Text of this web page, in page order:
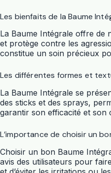
Les bienfaits de la Baume
La Baume Intégrale offre de
et protège contre les
constitue un soin précieux
Les différentes formes et
La Baume Intégrale se
des sticks et des sprays,
garantir son efficacité et son
L’importance de choisir un
Choisir un bon Baume
avis des utilisateurs pour